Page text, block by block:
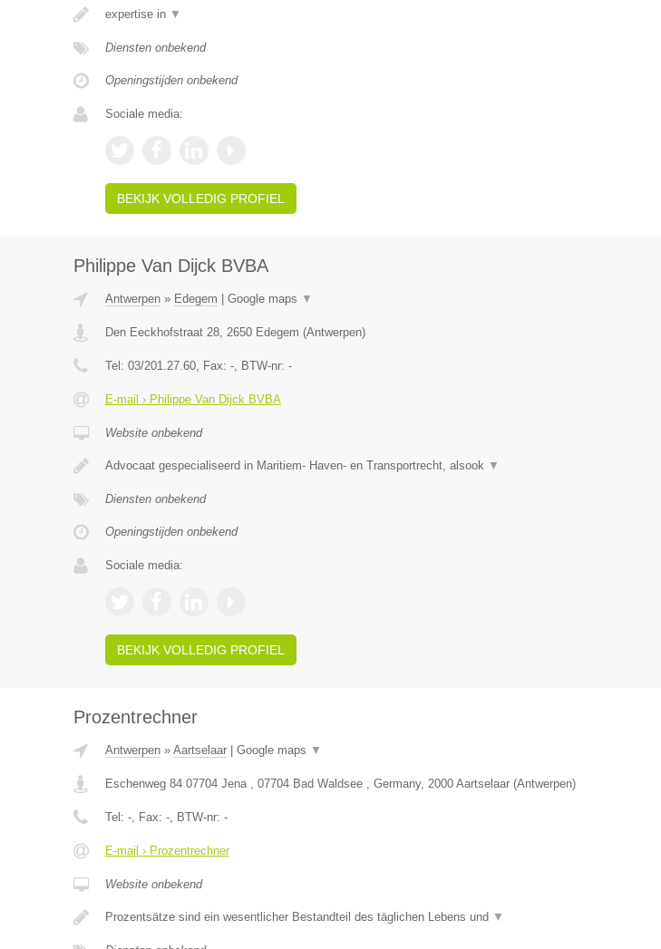
expertise in ▼
Diensten onbekend
Openingstijden onbekend
Sociale media:
BEKIJK VOLLEDIG PROFIEL
Philippe Van Dijck BVBA
Antwerpen» Edegem Google maps ▼
Den Eeckhofstraat 28, 2650 Edegem (Antwerpen)
Tel: 03/201.27.60, Fax: -, BTW-nr: -
E-mail › Philippe Van Dijck BVBA
Website onbekend
Advocaat gespecialiseerd in Maritiem- Haven- en Transportrecht, alsook ▼
Diensten onbekend
Openingstijden onbekend
Sociale media:
BEKIJK VOLLEDIG PROFIEL
Prozentrechner
Antwerpen» Aartselaar| Google maps ▼
Eschenweg 84 07704 Jena , 07704 Bad Waldsee , Germany, 2000 Aartselaar(Antwerpen)
Tel: -, Fax: -, BTW-nr: -
E-mail › Prozentrechner
Website onbekend
Prozentsätze sind ein wesentlicher Bestandteil des täglichen Lebens und ▼